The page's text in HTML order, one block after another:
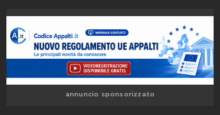
annuncio sponsorizzato